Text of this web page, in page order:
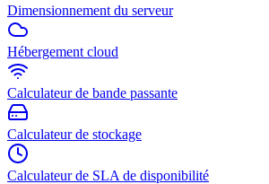
Dimensionnement du serveur
Hébergement cloud
Calculateur de bande passante
Calculateur de stockage
Calculateur de SLA de disponibilité